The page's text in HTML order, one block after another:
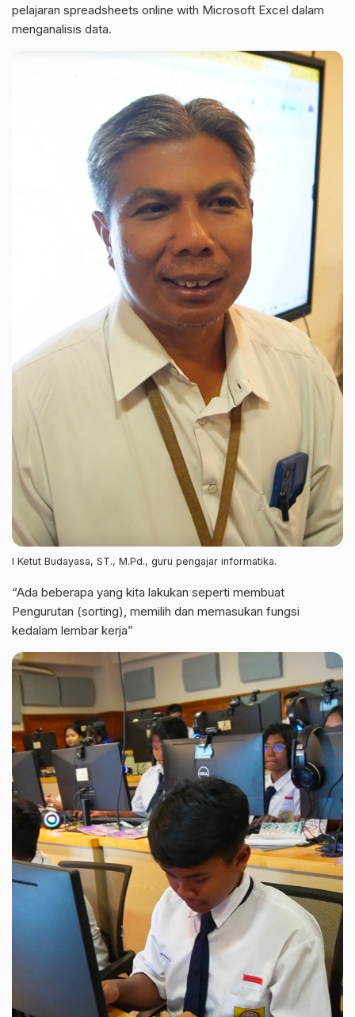
pelajaran spreadsheets online with Microsoft Excel dalam
menganalisis data.
I Ketut Budayasa, ST., M.Pd., guru pengajar informatika.
“Ada beberapa yang kita lakukan seperti membuat
Pengurutan (sorting), memilih dan memasukan fungsi
kedalam lembar kerja”